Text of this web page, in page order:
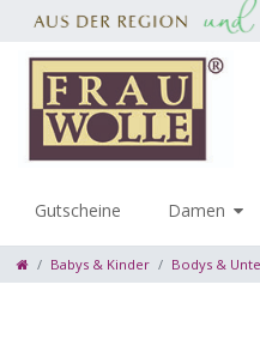
Gutscheine Damen
Babys & Kinder Bodys &